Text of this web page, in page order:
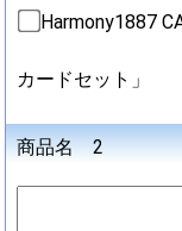
Harmony1887
カードセット」
商品名 2